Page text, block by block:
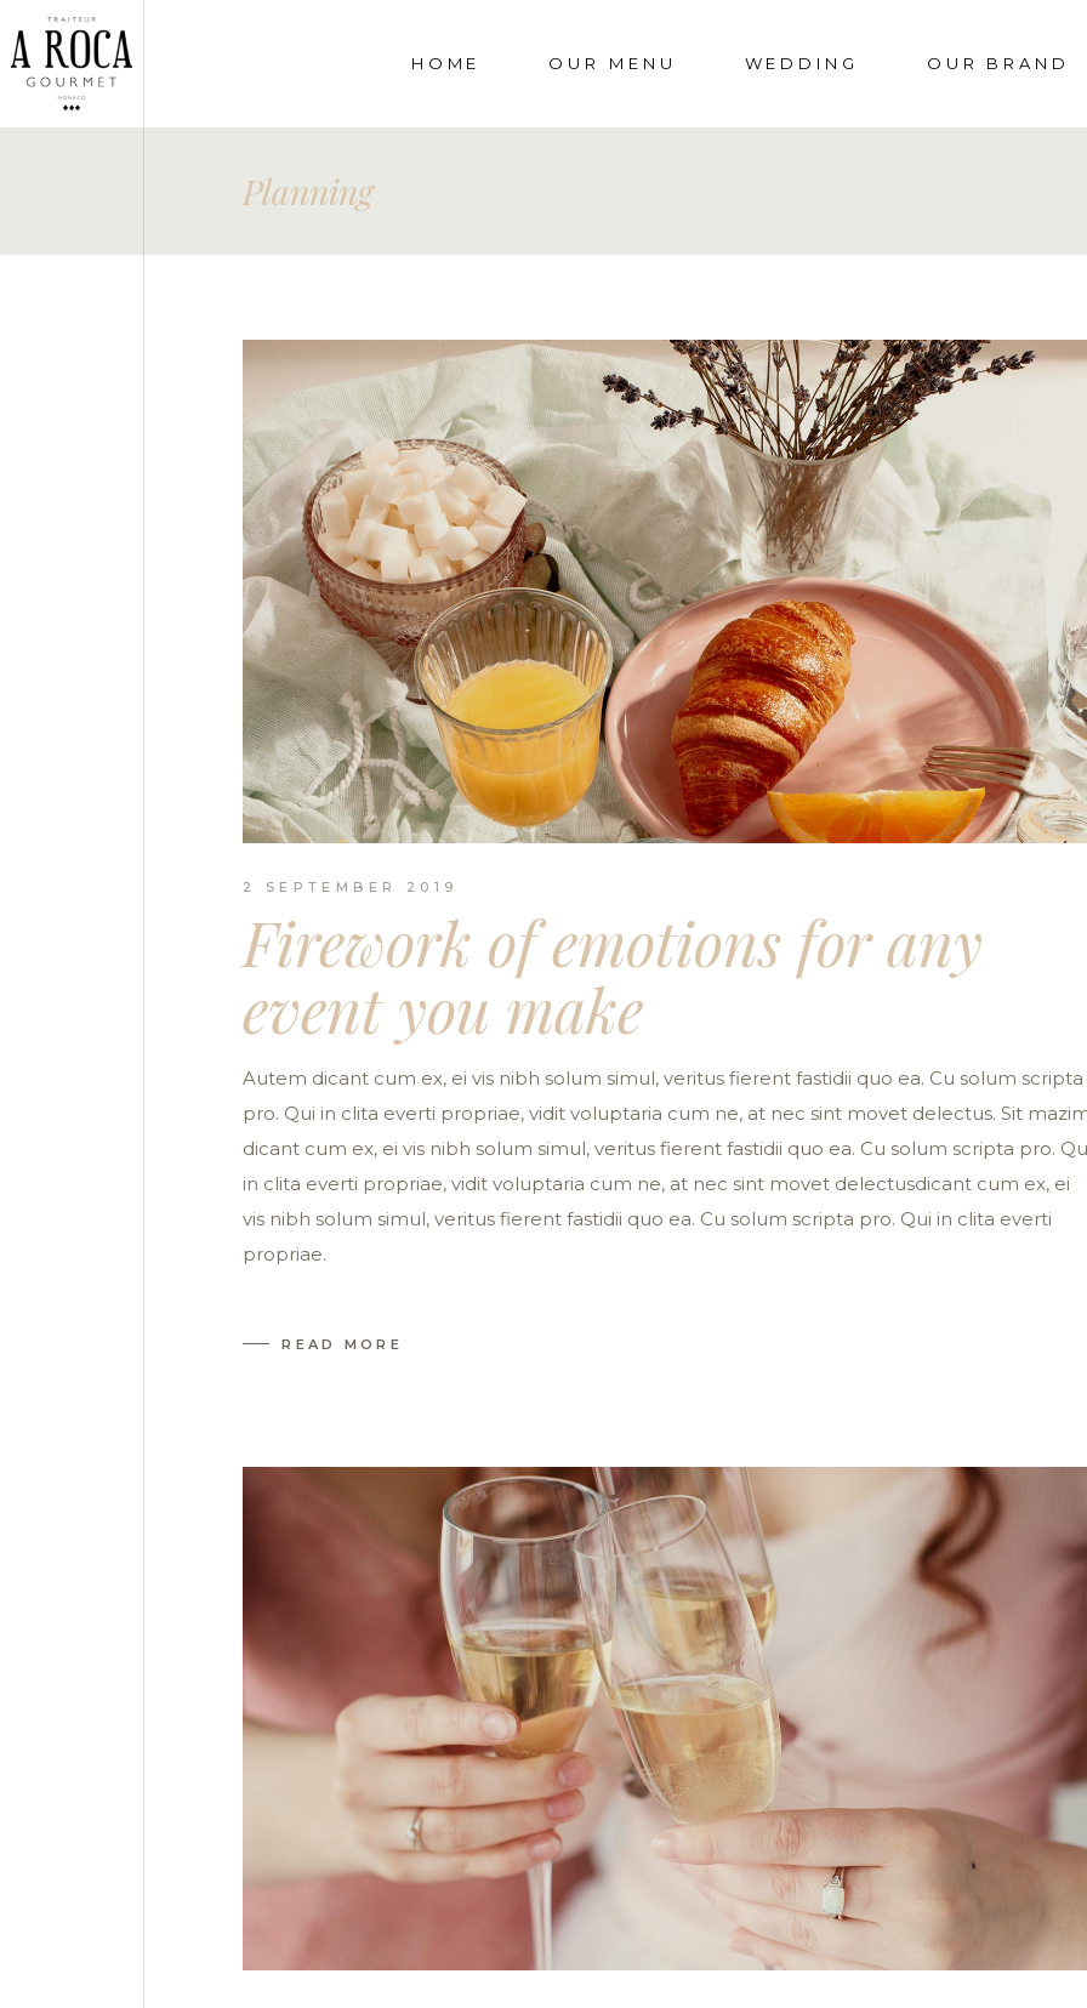
HOME OUR MENU WEDDING OUR BRAND
Planning
2 SEPTEMBER 2019
Firework of emotions for any
event you make
Autem dicant cum ex, ei vis nibh solum simul, veritus fierent fastidii quo ea. Cu solum scripta
pro. Qui in clita everti propriae, vidit voluptaria cum ne, at nec sint movet delectus. Sit
dicant cum ex, ei vis nibh solum simul, veritus fierent fastidii quo ea. Cu solum scripta pro.
in clita everti propriae, vidit voluptaria cum ne, at nec sint movet delectusdicant cum ex, ei
vis nibh solum simul, veritus fierent fastidii quo ea. Cu solum scripta pro. Qui in clita everti
propriae.
READ MORE